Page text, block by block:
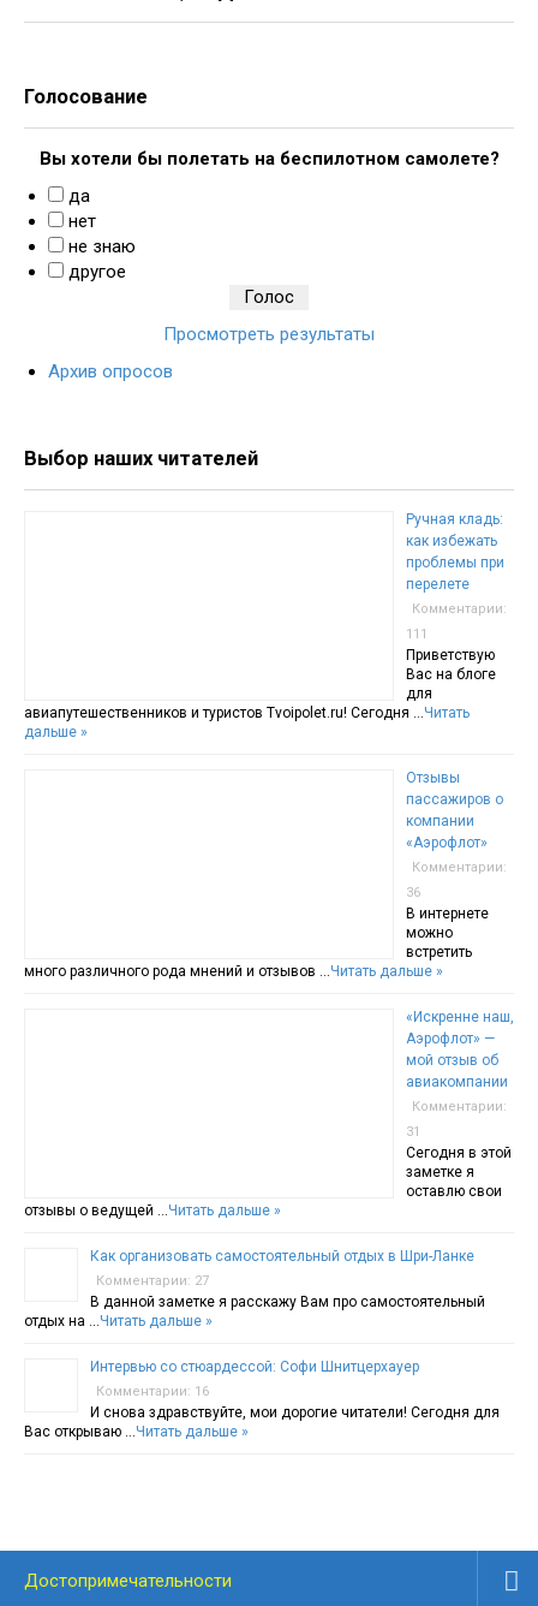
Голосование
Вы хотели бы полетать на беспилотном самолете?
да
нет
не знаю
другое
Просмотреть результаты
Архив опросов
Выбор наших читателей
Ручная кладь:
как избежать
проблемы при
перелете
Комментарии:
111
Приветствую
Вас на блоге
для
авиапутешественников и туристов Tvoipolet.ru! Сегодня …Читать
дальше »
Отзывы
пассажиров о
компании
«Аэрофлот»
Комментарии:
36
В интернете
можно
встретить
много различного рода мнений и отзывов …Читать дальше »
«Искренне наш,
Аэрофлот» —
мой отзыв об
авиакомпании
Комментарии:
31
Сегодня в этой
заметке я
оставлю свои
отзывы о ведущей …Читать дальше »
Как организовать самостоятельный отдых в Шри-Ланке
Комментарии: 27
В данной заметке я расскажу Вам про самостоятельный
отдых на …Читать дальше »
Интервью со стюардессой: Софи Шнитцерхауер
Комментарии: 16
И снова здравствуйте, мои дорогие читатели! Сегодня для
Вас открываю …Читать дальше »
Достопримечательности